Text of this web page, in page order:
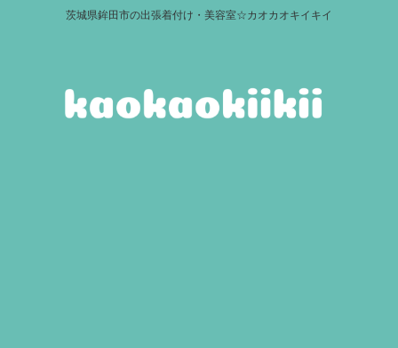
茨城県鉾田市の出張着付け・美容室☆カオカオキイキイ